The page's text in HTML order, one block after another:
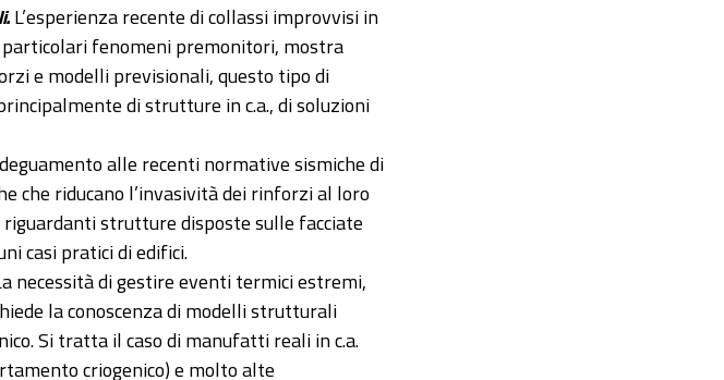
L’esperienza recente di collassi improvvisi in
fenomeni premonitori, mostra
e modelli previsionali, questo tipo di
di strutture in c.a., di soluzioni
alle recenti normative sismiche di
che riducano l’invasività dei rinforzi al loro
strutture disposte sulle facciate
casi pratici di edifici.
necessità di gestire eventi termici estremi,
la conoscenza di modelli strutturali
Si tratta il caso di manufatti reali in c.a.
criogenico) e molto alte